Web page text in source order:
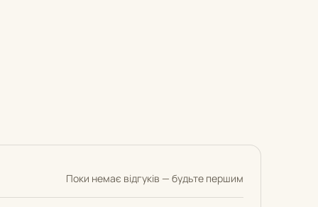
Поки немає відгуків — будьте першим